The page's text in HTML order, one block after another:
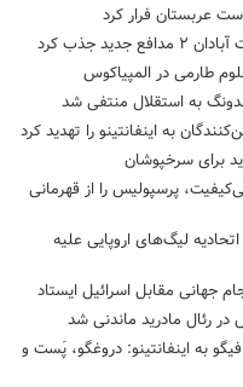
عربستان فرار کرد
جدید جذب کرد
طارمی در المپیاکوس
به استقلال منتفی شد
به اینفانتینو را تهدید کرد
برای سرخپوشان
پرسپولیس را از قهرمانی
اتحادیه لیگ‌های اروپایی علیه
جهانی مقابل اسرائیل ایستاد
در رئال مادرید ماندنی شد
به اینفانتینو: دروغگو، پَست‌ و